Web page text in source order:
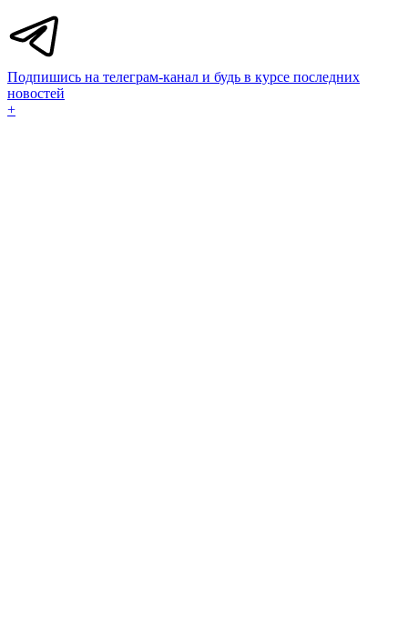
Подпишись на телеграм-канал и будь в курсе последних
новостей
+